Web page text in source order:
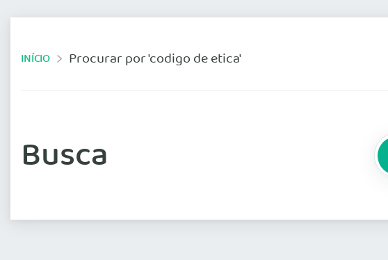
INÍCIO Procurar por 'codigo de etica'
Busca